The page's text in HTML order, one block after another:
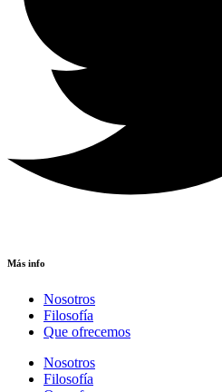
Más info
Nosotros
Filosofía
Que ofrecemos
Nosotros
Filosofía